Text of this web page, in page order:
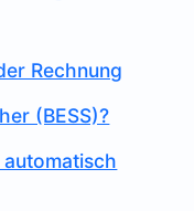
Rechnung
(BESS)?